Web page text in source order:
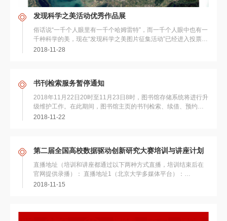
发现科学之美活动优秀作品展
俗话说“一千个人眼里有一千个哈姆雷特”，而一千个人眼中也有一
千种科学的美，现在“发现科学之美图片征集活动”已经进入投票环
节了，欢迎大家前来作品展示区欣赏不...
2018-11-28
书刊检索服务暂停通知
2018年11月22日20时至11月23日8时，图书馆存储系统将进行升
级维护工作。在此期间，图书馆主页的书刊检索、续借、预约和
查询等服务将暂停，未名学术搜...
2018-11-22
第二届全国高校数据驱动创新研究大赛培训与讲座计划
直播地址（培训和讲座都通过以下两种方式直播，培训结束后在
官网提供录播）： 直播地址1（北京大学多媒体平台）：
http://162.105...
2018-11-15